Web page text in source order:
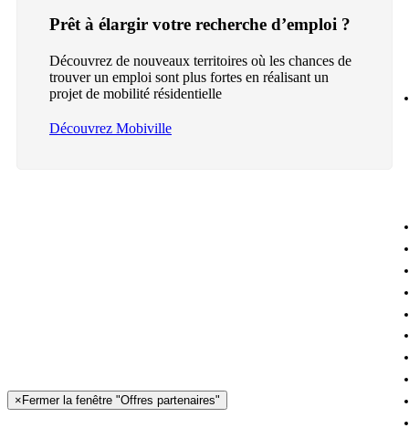
Prêt à élargir votre recherche d’emploi ?
Découvrez de nouveaux territoires où les chances de
trouver un emploi sont plus fortes en réalisant un
projet de mobilité résidentielle
Découvrez Mobiville
× Fermer la fenêtre "Offres partenaires"